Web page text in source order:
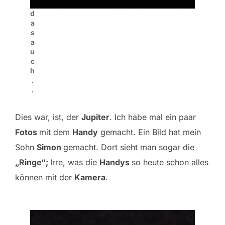
d
a
s
a
u
c
h
.
.
Dies war, ist, der Jupiter. Ich habe mal ein paar
Fotos mit dem Handy gemacht. Ein Bild hat mein
Sohn Simon gemacht. Dort sieht man sogar die
„Ringe“; Irre, was die Handys so heute schon alles
können mit der Kamera.